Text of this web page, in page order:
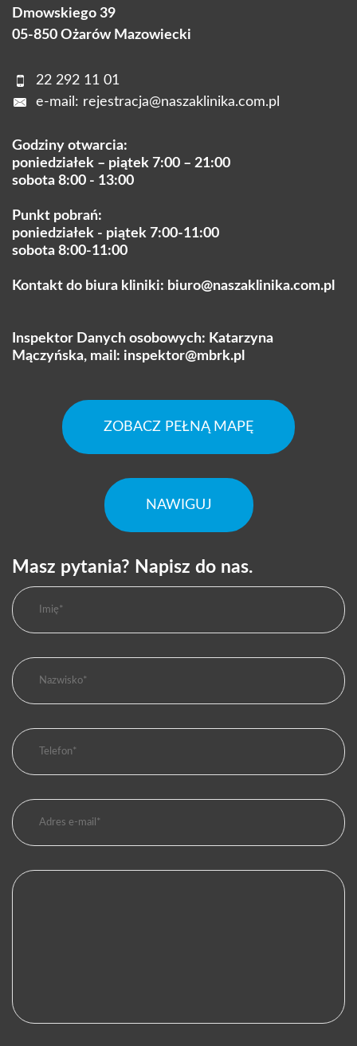
Dmowskiego 39
05-850 Ożarów Mazowiecki
22 292 11 01
e-mail: rejestracja@naszaklinika.com.pl
Godziny otwarcia:
poniedziałek – piątek 7:00 – 21:00
sobota 8:00 - 13:00
Punkt pobrań:
poniedziałek - piątek 7:00-11:00
sobota 8:00-11:00
Kontakt do biura kliniki: biuro@naszaklinika.com.pl
Inspektor Danych osobowych: Katarzyna
Mączyńska, mail: inspektor@mbrk.pl
ZOBACZ PEŁNĄ MAPĘ
NAWIGUJ
Masz pytania? Napisz do nas.